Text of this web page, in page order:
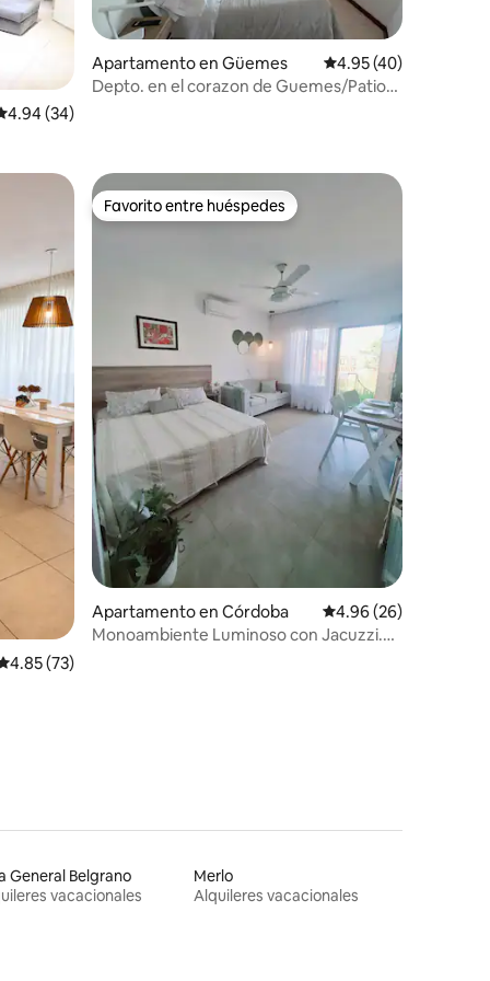
promedio: 4.94 de 5, 34 reseñas
4.94 (34)
Apartamento en Güemes Calificación
4.95 (40)
Depto. en el corazon de Guemes/Patio
promedio: 4.85 de 5, 73 reseñas
4.85 (73)
Favorito entre huéspedes
Favorito entre huéspedes
Apartamento en Córdoba Calificación
4.96 (26)
Monoambiente Luminoso con Jacuzzi.
General Belgrano
vacacionales
Merlo
Alquileres vacacionales